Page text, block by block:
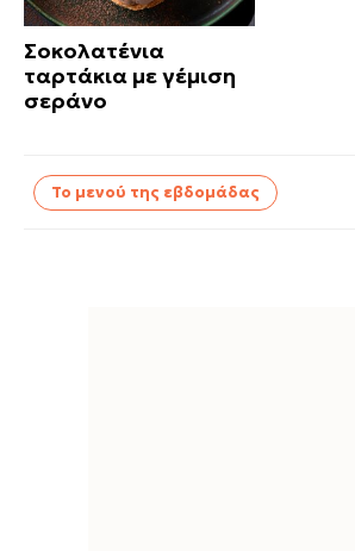
Σοκολατένια
ταρτάκια με γέμιση
σεράνο
Το μενού της εβδομάδας